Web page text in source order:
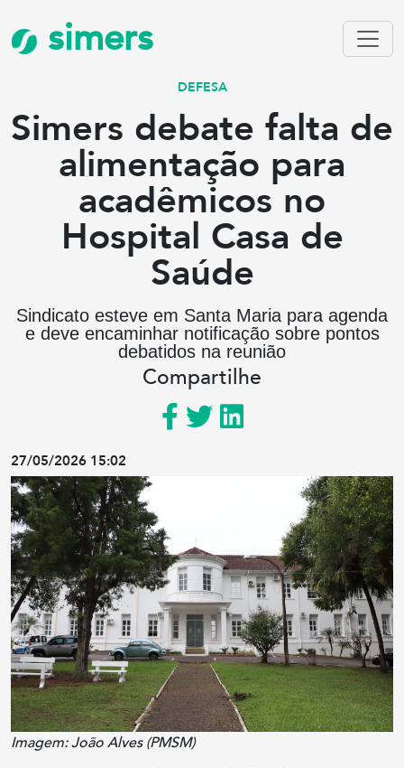
simers
DEFESA
Simers debate falta de
alimentação para
acadêmicos no
Hospital Casa de
Saúde
Sindicato esteve em Santa Maria para agenda
e deve encaminhar notificação sobre pontos
debatidos na reunião
Compartilhe
27/05/2026 15:02
Imagem: João Alves (PMSM)